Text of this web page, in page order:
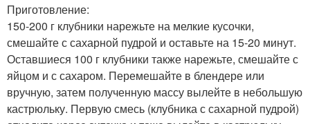
Приготовление:
150-200 г клубники нарежьте на мелкие кусочки,
смешайте с сахарной пудрой и оставьте на 15-20 минут.
Оставшиеся 100 г клубники также нарежьте, смешайте с
яйцом и с сахаром. Перемешайте в блендере или
вручную, затем полученную массу вылейте в небольшую
кастрюльку. Первую смесь (клубника с сахарной пудрой)